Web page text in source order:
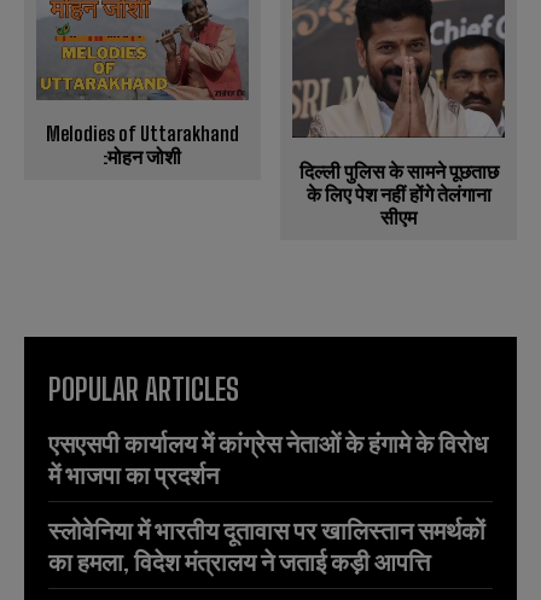
Melodies of Uttarakhand
:मोहन जोशी
दिल्ली पुलिस के सामने पूछताछ
के लिए पेश नहीं होंगे तेलंगाना
सीएम
POPULAR ARTICLES
एसएसपी कार्यालय में कांग्रेस नेताओं के हंगामे के विरोध
में भाजपा का प्रदर्शन
स्लोवेनिया में भारतीय दूतावास पर खालिस्तान समर्थकों
का हमला, विदेश मंत्रालय ने जताई कड़ी आपत्ति